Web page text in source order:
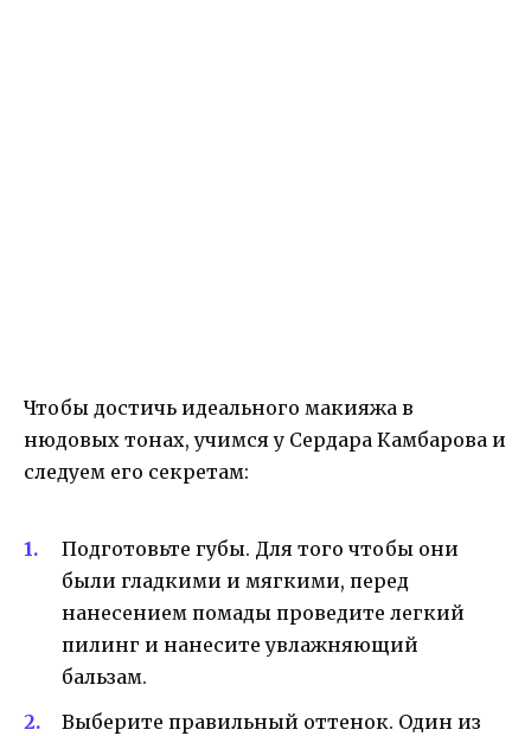
Чтобы достичь идеального макияжа в
нюдовых тонах, учимся у Сердара Камбарова и
следуем его секретам:
Подготовьте губы. Для того чтобы они
были гладкими и мягкими, перед
нанесением помады проведите легкий
пилинг и нанесите увлажняющий
бальзам.
Выберите правильный оттенок. Один из